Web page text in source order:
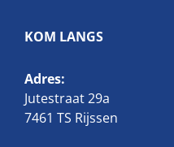
KOM LANGS
Adres:
Jutestraat 29a
7461 TS Rijssen